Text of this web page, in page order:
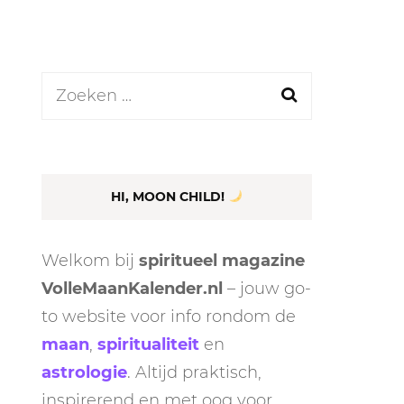
WILDPLUKKEN
NIEUWS
CONTACT
Zoeken
HI, MOON CHILD!
Welkom bij spiritueel magazine
VolleMaanKalender.nl – jouw go-
to website voor info rondom de
maan, spiritualiteit en
astrologie. Altijd praktisch,